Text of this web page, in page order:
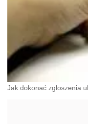
Jak dokonać zgłoszenia